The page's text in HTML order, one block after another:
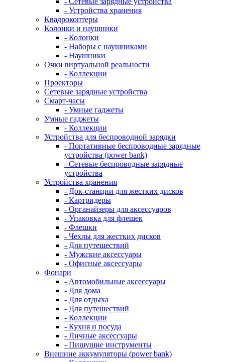
- Устройства хранения
Квадрокоптеры
Колонки и наушники
- Колонки
- Наборы с наушниками
- Наушники
Очки виртуальной реальности
- Коллекции
Проекторы
Сетевые зарядные устройства
Смарт-часы
- Умные гаджеты
Умные гаджеты
- Коллекции
Устройства для беспроводной зарядки
- Портативные беспроводные зарядные
устройства (power bank)
- Сетевые беспроводные зарядные
устройства
Устройства хранения
- Док-станции для жестких дисков
- Картридеры
- Органайзеры для аксессуаров
- Упаковка для флешек
- Флешки
- Чехлы для жестких дисков
- Для путешествий
- Мужские аксессуары
- Офисные аксессуары
Фонари
- Автомобильные аксессуары
- Для дома
- Для отдыха
- Для путешествий
- Коллекции
- Кухня и посуда
- Личные аксессуары
- Пишущие инструменты
Внешние аккумуляторы (power bank)